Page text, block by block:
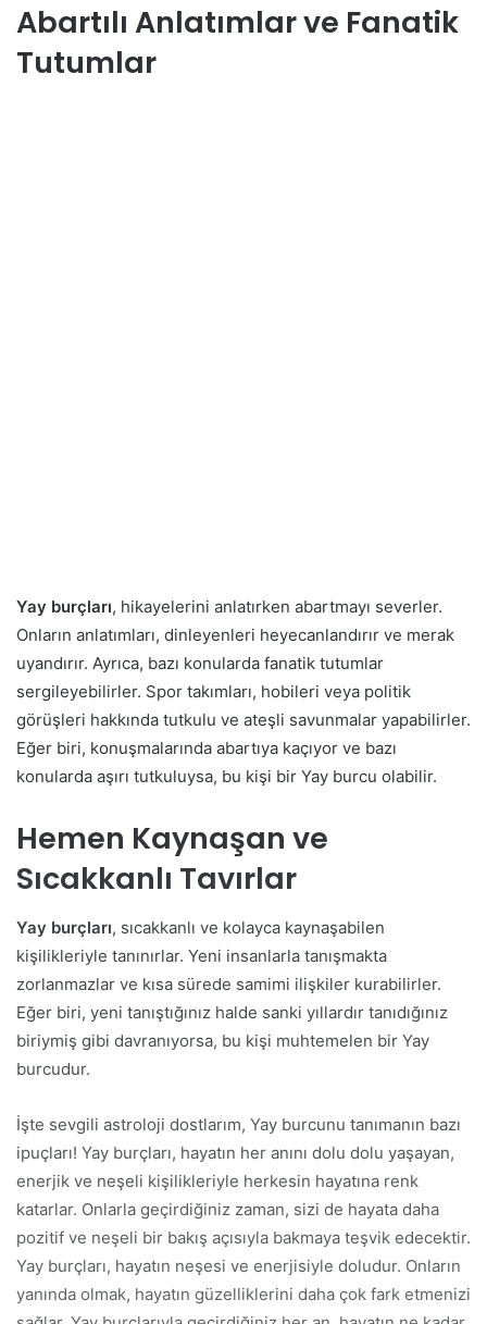
Abartılı Anlatımlar ve Fanatik
Tutumlar
Yay burçları, hikayelerini anlatırken abartmayı severler.
Onların anlatımları, dinleyenleri heyecanlandırır ve merak
uyandırır. Ayrıca, bazı konularda fanatik tutumlar
sergileyebilirler. Spor takımları, hobileri veya politik
görüşleri hakkında tutkulu ve ateşli savunmalar yapabilirler.
Eğer biri, konuşmalarında abartıya kaçıyor ve bazı
konularda aşırı tutkuluysa, bu kişi bir Yay burcu olabilir.
Hemen Kaynaşan ve
Sıcakkanlı Tavırlar
Yay burçları, sıcakkanlı ve kolayca kaynaşabilen
kişilikleriyle tanınırlar. Yeni insanlarla tanışmakta
zorlanmazlar ve kısa sürede samimi ilişkiler kurabilirler.
Eğer biri, yeni tanıştığınız halde sanki yıllardır tanıdığınız
biriymiş gibi davranıyorsa, bu kişi muhtemelen bir Yay
burcudur.
İşte sevgili astroloji dostlarım, Yay burcunu tanımanın bazı
ipuçları! Yay burçları, hayatın her anını dolu dolu yaşayan,
enerjik ve neşeli kişilikleriyle herkesin hayatına renk
katarlar. Onlarla geçirdiğiniz zaman, sizi de hayata daha
pozitif ve neşeli bir bakış açısıyla bakmaya teşvik edecektir.
Yay burçları, hayatın neşesi ve enerjisiyle doludur. Onların
yanında olmak, hayatın güzelliklerini daha çok fark etmenizi